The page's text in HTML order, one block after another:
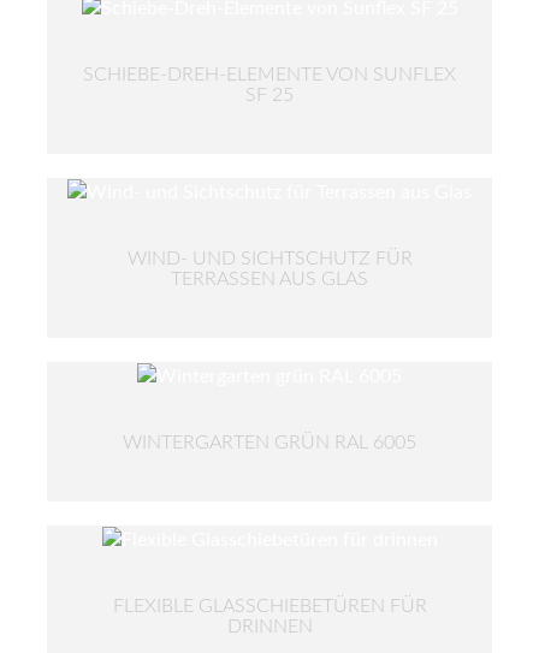
SCHIEBE-DREH-ELEMENTE VON SUNFLEX
SF 25
WIND- UND SICHTSCHUTZ FÜR
TERRASSEN AUS GLAS
WINTERGARTEN GRÜN RAL 6005
FLEXIBLE GLASSCHIEBETÜREN FÜR
DRINNEN